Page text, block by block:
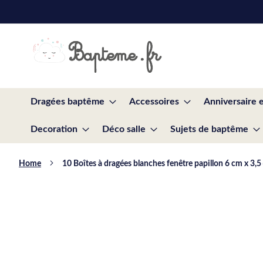
to
Dragées baptême Accessoires Anniversaire
Decoration Déco salle Sujets de baptême
Home 10 Boîtes à dragées blanches fenêtre papillon 6 cm x 3,5